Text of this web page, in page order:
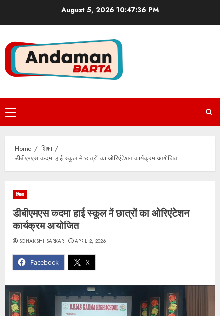
August 5, 202610:47:37 PM
Primary
Menu
Home
शिक्षा
डीबीएमएस कदमा हाई स्कूल में छात्रों का ओरिएंटेशन कार्यक्रम आयोजित
शिक्षा
डीबीएमएस कदमा हाई स्कूल में छात्रों का ओरिएंटेशन
कार्यक्रम आयोजित
Facebook X
SONAKSHI SARKAR APRIL 2, 2026